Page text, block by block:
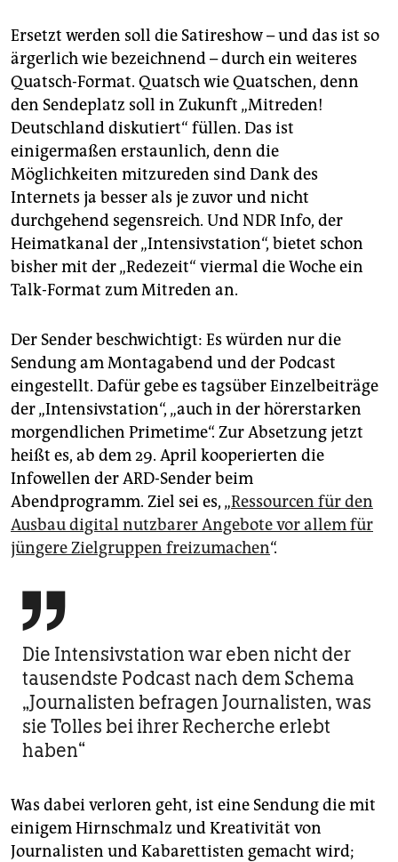
Ersetzt werden soll die Satireshow – und das ist so
ärgerlich wie bezeichnend – durch ein weiteres
Quatsch-Format. Quatsch wie Quatschen, denn
den Sendeplatz soll in Zukunft „Mitreden!
Deutschland diskutiert“ füllen. Das ist
einigermaßen erstaunlich, denn die
Möglichkeiten mitzureden sind Dank des
Internets ja besser als je zuvor und nicht
durchgehend segensreich. Und NDR Info, der
Heimatkanal der „Intensivstation“, bietet schon
bisher mit der „Redezeit“ viermal die Woche ein
Talk-Format zum Mitreden an.
Der Sender beschwichtigt: Es würden nur die
Sendung am Montagabend und der Podcast
eingestellt. Dafür gebe es tagsüber Einzelbeiträge
der „Intensivstation“, „auch in der hörerstarken
morgendlichen Primetime“. Zur Absetzung jetzt
heißt es, ab dem 29. April kooperierten die
Infowellen der ARD-Sender beim
Abendprogramm. Ziel sei es, „Ressourcen für den
Ausbau digital nutzbarer Angebote vor allem für
jüngere Zielgruppen freizumachen“.

Die Intensivstation war eben nicht der
tausendste Podcast nach dem Schema
„Journalisten befragen Journalisten, was
sie Tolles bei ihrer Recherche erlebt
haben“
Was dabei verloren geht, ist eine Sendung die mit
einigem Hirnschmalz und Kreativität von
Journalisten und Kabarettisten gemacht wird;